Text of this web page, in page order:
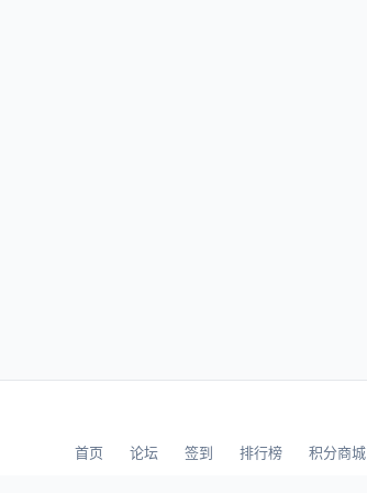
首页 论坛 签到 排行榜 积分商城